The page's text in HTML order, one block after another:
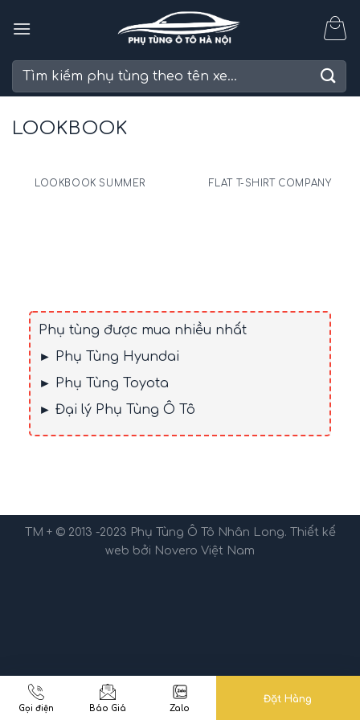
Tìm
LOOKBOOK
LOOKBOOK SUMMER FLAT T-SHIRT COMPANY
Phụ tùng được mua nhiều nhất
► Phụ Tùng Hyundai
► Phụ Tùng Toyota
► Đại lý Phụ Tùng Ô Tô
TM + © 2013 -2023 Phụ Tùng Ô Tô Nhân Long. Thiết kế
web bởi Novero Việt Nam
Gọi điện Báo Giá Zalo
Đặt Hàng